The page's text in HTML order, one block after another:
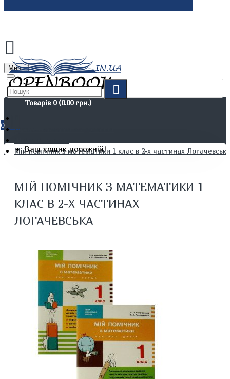
Menu
Товарів 0 (0.00 грн.)
0
Ваш кошик порожній!
Дітям. Навчання та дозвілля
Мій помічник з математики 1 клас в 2-х частинах Логачевська
МІЙ ПОМІЧНИК З МАТЕМАТИКИ 1
КЛАС В 2-Х ЧАСТИНАХ
ЛОГАЧЕВСЬКА